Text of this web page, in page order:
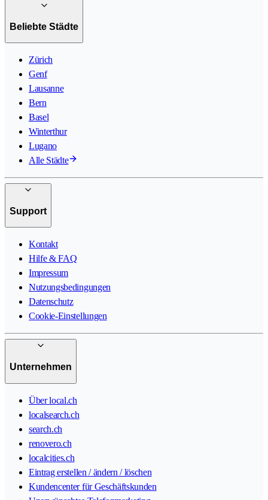
Beliebte Städte
Zürich
Genf
Lausanne
Bern
Basel
Winterthur
Lugano
Alle Städte
Support
Kontakt
Hilfe & FAQ
Impressum
Nutzungsbedingungen
Datenschutz
Cookie-Einstellungen
Unternehmen
Über local.ch
localsearch.ch
search.ch
renovero.ch
localcities.ch
Eintrag erstellen / ändern / löschen
Kundencenter für Geschäftskunden